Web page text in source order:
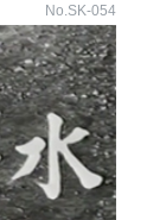
No.SK-054